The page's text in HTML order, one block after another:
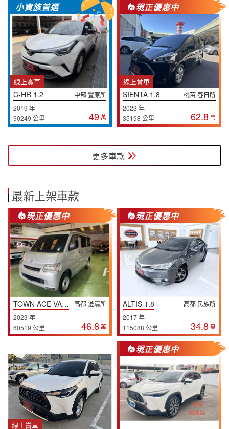
小資族首選
線上賞車
C-HR 1.2
中部 豐原所
2019 年
90249 公里
49 萬
現正優惠中
線上賞車
SIENTA 1.8
桃苗 春日所
2023 年
35198 公里
62.8 萬
更多車款
最新上架車款
現正優惠中
TOWN ACE VAN 5人
高都 澄清所
2023 年
60519 公里
46.8 萬
現正優惠中
ALTIS 1.8
高都 民族所
2017 年
115088 公里
34.8 萬
線上賞車
現正優惠中